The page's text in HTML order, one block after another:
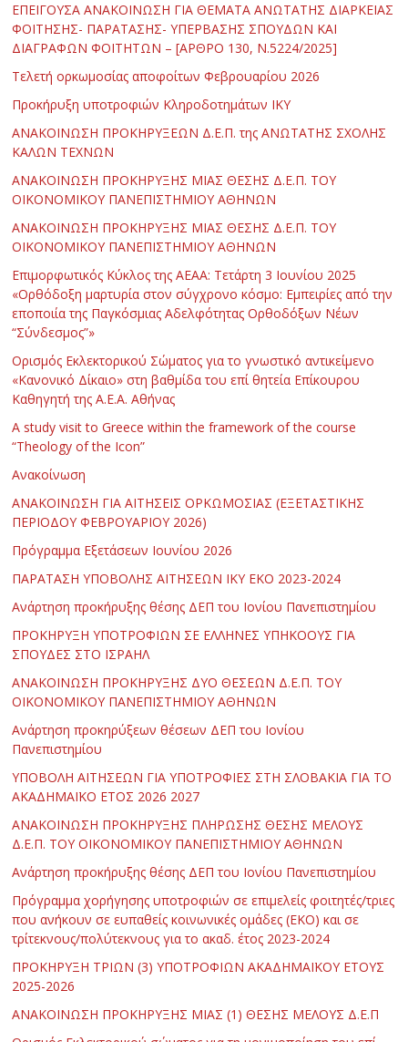
ΕΠΕΙΓΟΥΣΑ ΑΝΑΚΟΙΝΩΣΗ ΓΙΑ ΘΕΜΑΤΑ ΑΝΩΤΑΤΗΣ ΔΙΑΡΚΕΙΑΣ
ΦΟΙΤΗΣΗΣ- ΠΑΡΑΤΑΣΗΣ- ΥΠΕΡΒΑΣΗΣ ΣΠΟΥΔΩΝ ΚΑΙ
ΔΙΑΓΡΑΦΩΝ ΦΟΙΤΗΤΩΝ – [ΑΡΘΡΟ 130, Ν.5224/2025]
Τελετή ορκωμοσίας αποφοίτων Φεβρουαρίου 2026
Προκήρυξη υποτροφιών Κληροδοτημάτων ΙΚΥ
ΑΝΑΚΟΙΝΩΣΗ ΠΡΟΚΗΡΥΞΕΩΝ Δ.Ε.Π. της ΑΝΩΤΑΤΗΣ ΣΧΟΛΗΣ
ΚΑΛΩΝ ΤΕΧΝΩΝ
ΑΝΑΚΟΙΝΩΣΗ ΠΡΟΚΗΡΥΞΗΣ ΜΙΑΣ ΘΕΣΗΣ Δ.Ε.Π. ΤΟΥ
ΟΙΚΟΝΟΜΙΚΟΥ ΠΑΝΕΠΙΣΤΗΜΙΟΥ ΑΘΗΝΩΝ
ΑΝΑΚΟΙΝΩΣΗ ΠΡΟΚΗΡΥΞΗΣ ΜΙΑΣ ΘΕΣΗΣ Δ.Ε.Π. ΤΟΥ
ΟΙΚΟΝΟΜΙΚΟΥ ΠΑΝΕΠΙΣΤΗΜΙΟΥ ΑΘΗΝΩΝ
Επιμορφωτικός Κύκλος της ΑΕΑΑ: Τετάρτη 3 Ιουνίου 2025
«Ορθόδοξη μαρτυρία στον σύγχρονο κόσμο: Εμπειρίες από την
εποποιία της Παγκόσμιας Αδελφότητας Ορθοδόξων Νέων
“Σύνδεσμος”»
Ορισμός Εκλεκτορικού Σώματος για το γνωστικό αντικείμενο
«Κανονικό Δίκαιο» στη βαθμίδα του επί θητεία Επίκουρου
Καθηγητή της Α.Ε.Α. Αθήνας
Α study visit to Greece within the framework of the course
“Theology of the Icon”
Ανακοίνωση
ΑΝΑΚΟΙΝΩΣΗ ΓΙΑ ΑΙΤΗΣΕΙΣ ΟΡΚΩΜΟΣΙΑΣ (ΕΞΕΤΑΣΤΙΚΗΣ
ΠΕΡΙΟΔΟΥ ΦΕΒΡΟΥΑΡΙΟΥ 2026)
Πρόγραμμα Εξετάσεων Ιουνίου 2026
ΠΑΡΑΤΑΣΗ ΥΠΟΒΟΛΗΣ ΑΙΤΗΣΕΩΝ ΙΚΥ ΕΚΟ 2023-2024
Ανάρτηση προκήρυξης θέσης ΔΕΠ του Ιονίου Πανεπιστημίου
ΠΡΟΚΗΡΥΞΗ ΥΠΟΤΡΟΦΙΩΝ ΣΕ ΕΛΛΗΝΕΣ ΥΠΗΚΟΟΥΣ ΓΙΑ
ΣΠΟΥΔΕΣ ΣΤΟ ΙΣΡΑΗΛ
ΑΝΑΚΟΙΝΩΣΗ ΠΡΟΚΗΡΥΞΗΣ ΔΥΟ ΘΕΣΕΩΝ Δ.Ε.Π. ΤΟΥ
ΟΙΚΟΝΟΜΙΚΟΥ ΠΑΝΕΠΙΣΤΗΜΙΟΥ ΑΘΗΝΩΝ
Ανάρτηση προκηρύξεων θέσεων ΔΕΠ του Ιονίου
Πανεπιστημίου
ΥΠΟΒΟΛΗ ΑΙΤΗΣΕΩΝ ΓΙΑ ΥΠΟΤΡΟΦΙΕΣ ΣΤΗ ΣΛΟΒΑΚΙΑ ΓΙΑ ΤΟ
ΑΚΑΔΗΜΑΪΚΟ ΕΤΟΣ 2026 2027
ΑΝΑΚΟΙΝΩΣΗ ΠΡΟΚΗΡΥΞΗΣ ΠΛΗΡΩΣΗΣ ΘΕΣΗΣ ΜΕΛΟΥΣ
Δ.Ε.Π. ΤΟΥ ΟΙΚΟΝΟΜΙΚΟΥ ΠΑΝΕΠΙΣΤΗΜΙΟΥ ΑΘΗΝΩΝ
Ανάρτηση προκήρυξης θέσης ΔΕΠ του Ιονίου Πανεπιστημίου
Πρόγραμμα χορήγησης υποτροφιών σε επιμελείς φοιτητές/τριες
που ανήκουν σε ευπαθείς κοινωνικές ομάδες (ΕΚΟ) και σε
τρίτεκνους/πολύτεκνους για το ακαδ. έτος 2023-2024
ΠΡΟΚΗΡΥΞΗ ΤΡΙΩΝ (3) ΥΠΟΤΡΟΦΙΩΝ ΑΚΑΔΗΜΑΪΚΟΥ ΕΤΟΥΣ
2025-2026
ΑΝΑΚΟΙΝΩΣΗ ΠΡΟΚΗΡΥΞΗΣ ΜΙΑΣ (1) ΘΕΣΗΣ ΜΕΛΟΥΣ Δ.Ε.Π